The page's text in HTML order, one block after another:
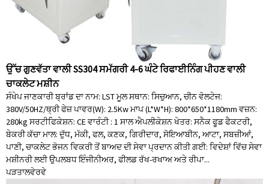
ਉੱਚ ਗੁਣਵੱਤਾ ਵਾਲੀ SS304 ਸਮੱਗਰੀ 4-6 ਘੰਟੇ ਰਿਫਾਈਨਿੰਗ ਪੀਹਣ ਵਾਲੀ
ਚਾਕਲੇਟ ਮਸ਼ੀਨ
ਸੰਖੇਪ ਜਾਣਕਾਰੀ ਬ੍ਰਾਂਡ ਦਾ ਨਾਮ: LST ਮੂਲ ਸਥਾਨ: ਸਿਚੁਆਨ, ਚੀਨ ਵੋਲਟੇਜ:
380V/50HZ/ਥ੍ਰੀ ਫੇਜ਼ ਪਾਵਰ(W): 2.5Kw ਮਾਪ (L*W*H): 800*650*1180mm ਵਜ਼ਨ:
280kg ਸਰਟੀਫਿਕੇਸ਼ਨ: CE ਵਾਰੰਟੀ : 1 ਸਾਲ ਐਪਲੀਕੇਸ਼ਨ ਖੇਤਰ: ਸਨੈਕ ਫੂਡ ਫੈਕਟਰੀ,
ਬੇਕਰੀ ਕੱਚਾ ਮਾਲ: ਦੁੱਧ, ਮੱਕੀ, ਫਲ, ਕਣਕ, ਗਿਰੀਦਾਰ, ਸੋਇਆਬੀਨ, ਆਟਾ, ਸਬਜ਼ੀਆਂ,
ਪਾਣੀ, ਚਾਕਲੇਟ ਭੋਜਨ ਵਿਕਰੀ ਤੋਂ ਬਾਅਦ ਦੀ ਸੇਵਾ ਪ੍ਰਦਾਨ ਕੀਤੀ ਗਈ: ਵਿਦੇਸ਼ਾਂ ਵਿੱਚ ਸੇਵਾ
ਮਸ਼ੀਨਰੀ ਲਈ ਉਪਲਬਧ ਇੰਜੀਨੀਅਰ, ਫੀਲਡ ਰੱਖ-ਰਖਾਅ ਅਤੇ ਰੀਪਾ...
ਪੜਤਾਲਵੇਰਵੇ